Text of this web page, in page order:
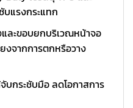
แรงกระแทก
ละขอบยกบริเวณหน้าจอ
งจากการตกหรือวาง
กระชับมือ ลดโอกาสการ